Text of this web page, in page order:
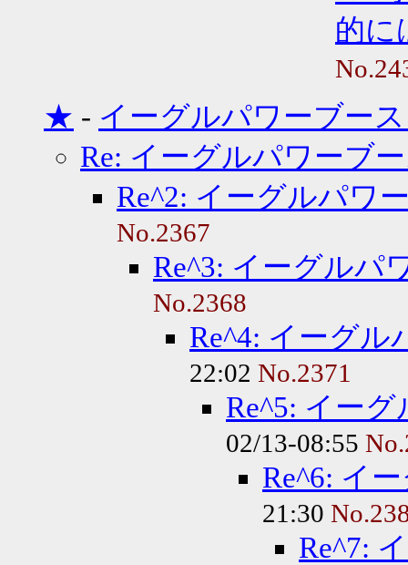
的に
★ - イーグルパワーブー
Re: イーグルパワーブ
Re^2: イーグルパワ
No.2367
Re^3: イーグルパ
No.2368
Re^4: イーグル
22:02 No.2371
Re^5: イー
02/13-08:55
Re^6: イ
21:30
Re^7: